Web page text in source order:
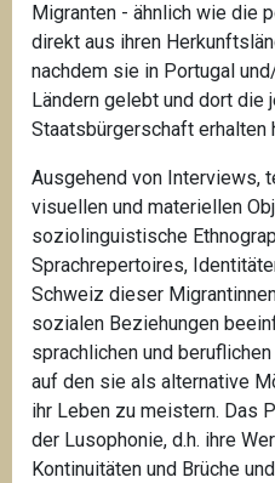
Migranten - ähnlich wie die
direkt aus ihren
nachdem sie in Portugal
Ländern gelebt und dort die
Staatsbürgerschaft erhalten
Ausgehend von Interviews,
visuellen und materiellen
soziolinguistische
Sprachrepertoires,
Schweiz dieser
sozialen Beziehungen
sprachlichen und
auf den sie als alternative
ihr Leben zu meistern. Das
der Lusophonie, d.h. ihre
Kontinuitäten und Brüche